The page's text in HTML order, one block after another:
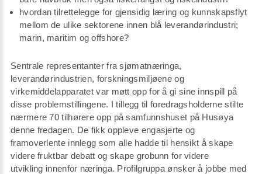
hvordan tilrettelegge for gjensidig læring og kunnskapsflyt
mellom de ulike sektorene innen blå leverandørindustri;
marin, maritim og offshore?
Sentrale representanter fra sjømatnæringa,
leverandørindustrien, forskningsmiljøene og
virkemiddelapparatet var møtt opp for å gi sine innspill på
disse problemstillingene. I tillegg til foredragsholderne stilte
nærmere 70 tilhørere opp på samfunnshuset på Husøya
denne fredagen. De fikk oppleve engasjerte og
framoverlente innlegg som alle hadde til hensikt å skape
videre fruktbar debatt og skape grobunn for videre
utvikling innenfor næringa. Profilgruppa ønsker å jobbe med